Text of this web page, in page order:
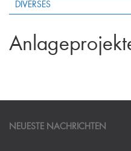
DIVERSES
NEUESTE NACHRICHTEN